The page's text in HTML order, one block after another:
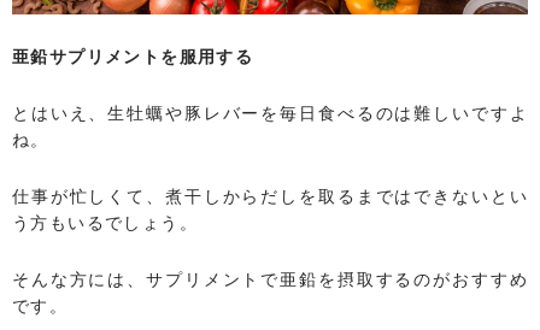
亜鉛サプリメントを服用する
とはいえ、生牡蠣や豚レバーを毎日食べるのは難しいですよ
ね。
仕事が忙しくて、煮干しからだしを取るまではできないとい
う方もいるでしょう。
そんな方には、サプリメントで亜鉛を摂取するのがおすすめ
です。